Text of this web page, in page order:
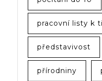
pracovní listy k
představivost
přírodniny